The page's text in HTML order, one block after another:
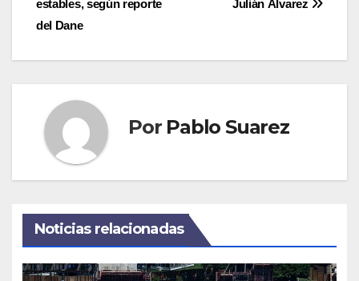
entradas
Julián Álvarez
estables, según reporte
del Dane
Por Pablo Suarez
Noticias relacionadas